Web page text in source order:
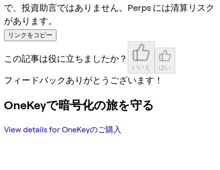
で、投資助言ではありません。Perps には清算リスク
があります。
リンクをコピー
この記事は役に立ちましたか？
いいえ はい
フィードバックありがとうございます！
OneKeyで暗号化の旅を守る
View details for OneKeyのご購入